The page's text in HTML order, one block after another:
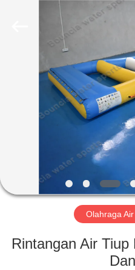
RUMAH
PRODUK
TENTANG
KAMI
TUR
PABRIK
Olahraga
Rintangan Air